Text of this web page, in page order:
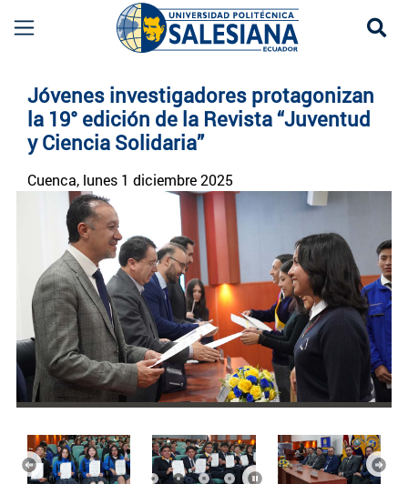
Jóvenes investigadores protagonizan
la 19° edición de la Revista “Juventud
y Ciencia Solidaria”
Cuenca, lunes 1 diciembre 2025
Anterior